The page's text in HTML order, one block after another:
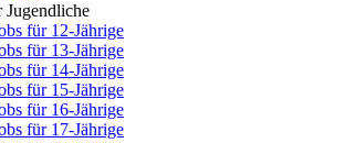
Jugendliche
für 12-Jährige
für 13-Jährige
für 14-Jährige
für 15-Jährige
für 16-Jährige
für 17-Jährige